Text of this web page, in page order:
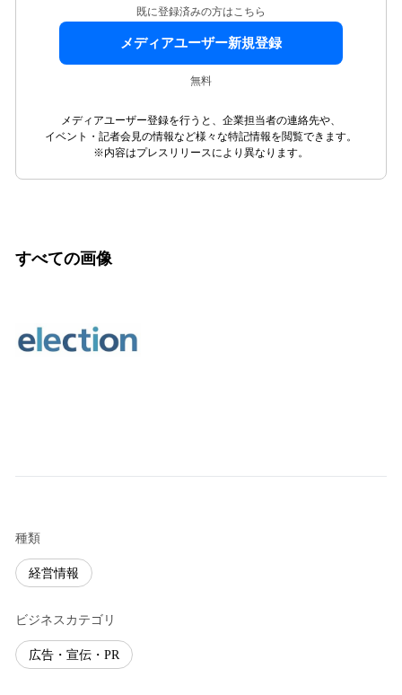
既に登録済みの方はこちら
メディアユーザー新規登録
無料
メディアユーザー登録を行うと、企業担当者の連絡先や、
イベント・記者会見の情報など様々な特記情報を閲覧できます。
※内容はプレスリリースにより異なります。
すべての画像
種類
経営情報
ビジネスカテゴリ
広告・宣伝・PR